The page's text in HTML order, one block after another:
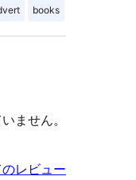
books
ません。
レビュー